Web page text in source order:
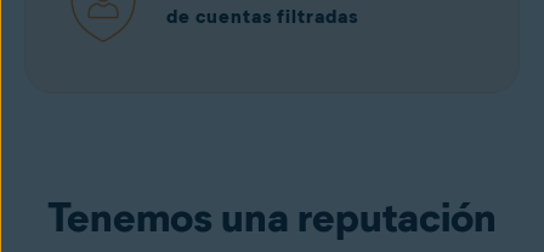
de cuentas filtradas
Tenemos una reputación